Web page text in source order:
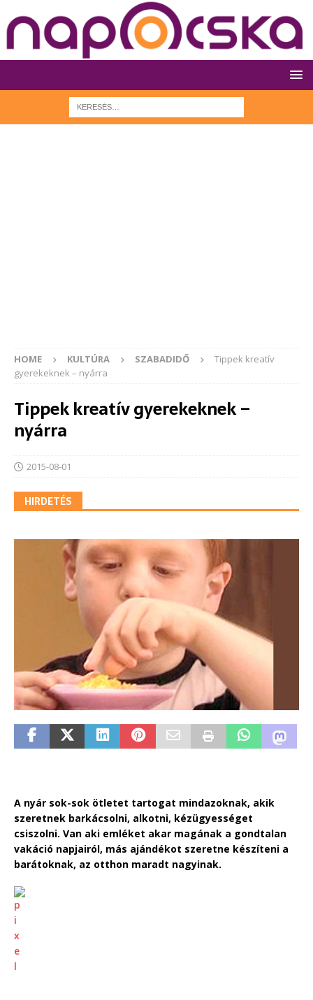
HOME KULTÚRA SZABADIDŐ
Tippek kreatív
gyerekeknek – nyárra
Tippek kreatív gyerekeknek –
nyárra
2015-08-01
HIRDETÉS
A nyár sok-sok ötletet tartogat mindazoknak, akik
szeretnek barkácsolni, alkotni, kézügyességet
csiszolni. Van aki emléket akar magának a gondtalan
vakáció napjairól, más ajándékot szeretne készíteni a
barátoknak, az otthon maradt nagyinak.